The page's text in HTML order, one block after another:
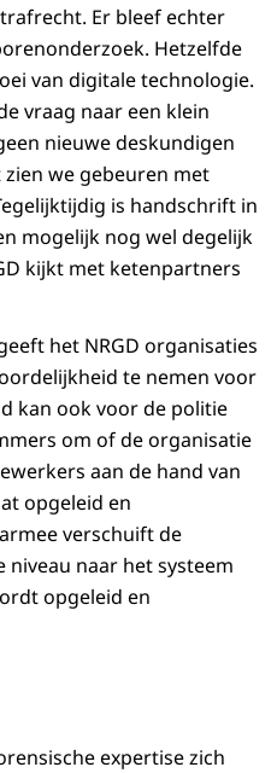
Er bleef echter
Hetzelfde
van digitale technologie.
vraag naar een klein
nieuwe deskundigen
we gebeuren met
is handschrift in
mogelijk nog wel degelijk
kijkt met ketenpartners
het NRGD organisaties
te nemen voor
kan ook voor de politie
om of de organisatie
aan de hand van
opgeleid en
verschuift de
naar het systeem
opgeleid en
expertise zich